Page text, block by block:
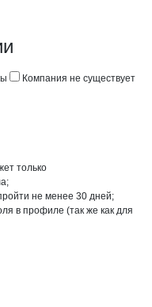
о неточностях
Компания не существует
только
не менее 30 дней;
в профиле (так же как для